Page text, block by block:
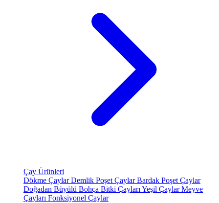
Çay Ürünleri
Dökme ÇaylarDemlik Poşet ÇaylarBardak Poşet Çaylar
Doğadan Büyülü Bohça Bitki Çayları Yeşil ÇaylarMeyve
Çayları Fonksiyonel Çaylar